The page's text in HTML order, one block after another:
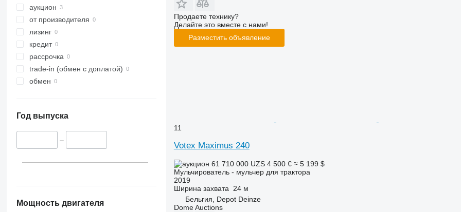
аукцион
от производителя
лизинг
кредит
рассрочка
trade-in (обмен с доплатой)
обмен
Год выпуска
–
Мощность двигателя
Продаете технику?
Делайте это вместе с нами!
Разместить объявление
11
Votex Maximus 240
61 710 000 UZS 4 500 € ≈ 5 199 $
Мульчирователь - мульчер для трактора
2019
Ширина захвата
24 м
Бельгия, Depot Deinze
Dome Auctions